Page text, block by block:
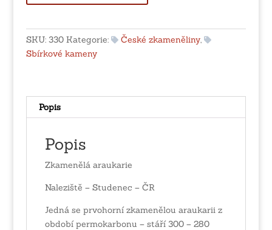
množství
SKU: 330 Kategorie: České zkameněliny,
Sbírkové kameny
Popis
Popis
Zkamenělá araukarie
Naleziště – Studenec – ČR
Jedná se prvohorní zkamenělou araukarii z
období permokarbonu – stáří 300 – 280